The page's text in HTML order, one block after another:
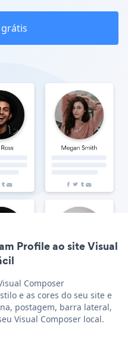
Profile ao site Visual
Composer
e as cores do seu site e
postagem, barra lateral,
Visual Composer local.